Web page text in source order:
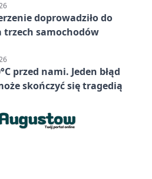
doprowadziło do
trzech samochodów
przed nami. Jeden błąd
skończyć się tragedią